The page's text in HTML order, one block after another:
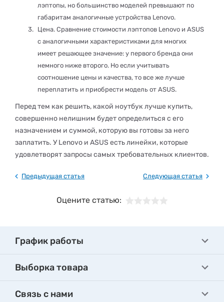
лэптопы, но большинство моделей превышают по
габаритам аналогичные устройства Lenovo.
Цена. Сравнение стоимости лэптопов Lenovo и ASUS
с аналогичными характеристиками для многих
имеет решающее значение: у первого бренда они
немного ниже второго. Но если учитывать
соотношение цены и качества, то все же лучше
переплатить и приобрести модель от ASUS.
Перед тем как решить, какой ноутбук лучше купить,
совершенно нелишним будет определиться с его
назначением и суммой, которую вы готовы за него
заплатить. У Lenovo и ASUS есть линейки, которые
удовлетворят запросы самых требовательных клиентов.
Предыдущая статья Следующая статья
Оцените статью:
График работы
Выборка товара
Связь с нами